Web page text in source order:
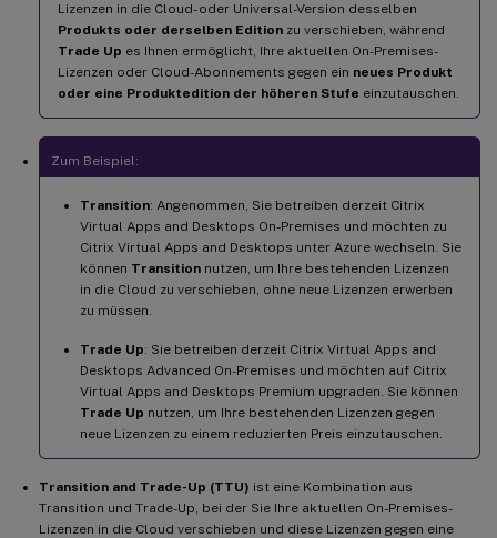
Lizenzen in die Cloud- oder Universal-Version desselben
Produkts oder derselben Edition zu verschieben, während
Trade Up es Ihnen ermöglicht, Ihre aktuellen On-Premises-
Lizenzen oder Cloud-Abonnements gegen ein neues Produkt
oder eine Produktedition der höheren Stufe einzutauschen.
Zum Beispiel:
Transition: Angenommen, Sie betreiben derzeit Citrix
Virtual Apps and Desktops On-Premises und möchten zu
Citrix Virtual Apps and Desktops unter Azure wechseln. Sie
können Transition nutzen, um Ihre bestehenden Lizenzen
in die Cloud zu verschieben, ohne neue Lizenzen erwerben
zu müssen.
Trade Up: Sie betreiben derzeit Citrix Virtual Apps and
Desktops Advanced On-Premises und möchten auf Citrix
Virtual Apps and Desktops Premium upgraden. Sie können
Trade Up nutzen, um Ihre bestehenden Lizenzen gegen
neue Lizenzen zu einem reduzierten Preis einzutauschen.
Transition and Trade-Up (TTU) ist eine Kombination aus
Transition und Trade-Up, bei der Sie Ihre aktuellen On-Premises-
Lizenzen in die Cloud verschieben und diese Lizenzen gegen eine